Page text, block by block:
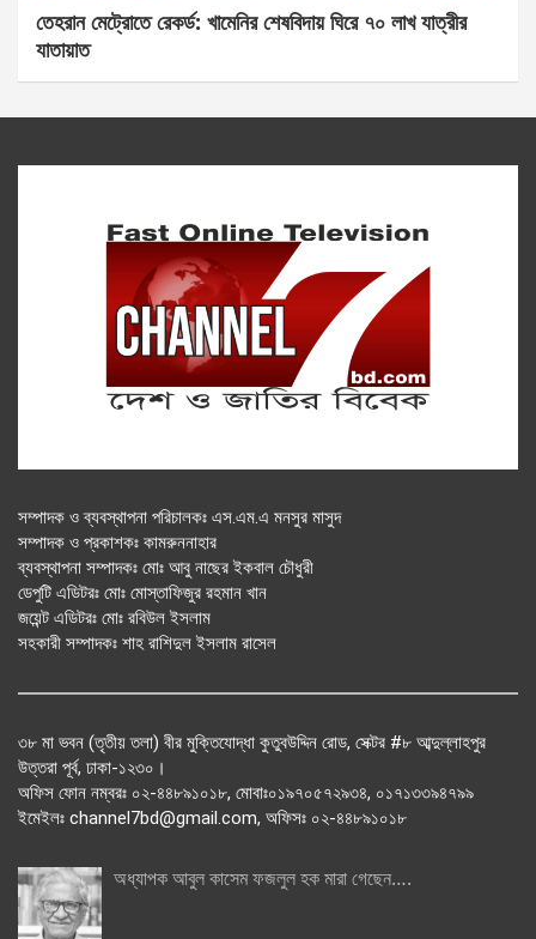
তেহরান মেট্রোতে রেকর্ড: খামেনির শেষবিদায় ঘিরে ৭০ লাখ যাত্রীর
যাতায়াত
সম্পাদক ও ব্যবস্থাপনা পরিচালকঃ এস.এম.এ মনসুর মাসুদ
সম্পাদক ও প্রকাশকঃ কামরুননাহার
ব্যবস্থাপনা সম্পাদকঃ মোঃ আবু নাছের ইকবাল চৌধুরী
ডেপুটি এডিটরঃ মোঃ মোস্তাফিজুর রহমান খান
জয়েন্ট এডিটরঃ মোঃ রবিউল ইসলাম
সহকারী সম্পাদকঃ শাহ রাশিদুল ইসলাম রাসেল
৩৮ মা ভবন (তৃতীয় তলা) বীর মুক্তিযোদ্ধা কুতুবউদ্দিন রোড, সেক্টর #৮ আব্দুল্লাহপুর
উত্তরা পূর্ব, ঢাকা-১২৩০।
অফিস ফোন নম্বরঃ ০২-৪৪৮৯১০১৮, মোবাঃ০১৯৭০৫৭২৯৩৪, ০১৭১৩৩৯৪৭৯৯
ইমেইলঃ channel7bd@gmail.com, অফিসঃ ০২-৪৪৮৯১০১৮
অধ্যাপক আবুল কাসেম ফজলুল হক মারা গেছেন….